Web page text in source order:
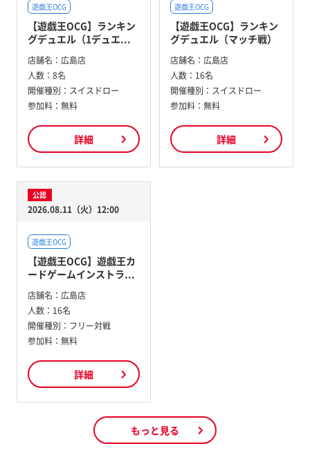
遊戯王OCG
【遊戯王OCG】ランキン
グデュエル（1デュエ...
店舗名： 広島店
人数： 8名
開催種別： スイスドロー
参加料： 無料
詳細
遊戯王OCG
【遊戯王OCG】ランキン
グデュエル（マッチ戦）
店舗名： 広島店
人数： 16名
開催種別： スイスドロー
参加料： 無料
詳細
公認
2026.08.11（火）12:00
遊戯王OCG
【遊戯王OCG】遊戯王カ
ードゲームインストラ...
店舗名： 広島店
人数： 16名
開催種別： フリー対戦
参加料： 無料
詳細
もっと見る